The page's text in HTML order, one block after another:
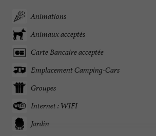
Animations
Animaux acceptés
Carte Bancaire acceptée
Emplacement Camping-Cars
Groupes
Internet : WIFI
Jardin